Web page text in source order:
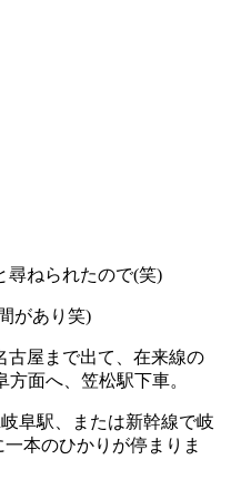
尋ねられたので(笑)
があり笑)
屋まで出て、在来線の
面へ、笠松駅下車。
阜駅、または新幹線で岐
本のひかりが停まりま